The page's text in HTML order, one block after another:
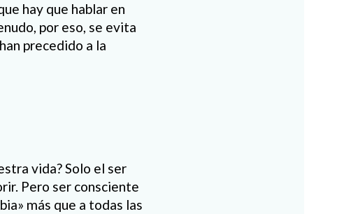
hay que hablar en
por eso, se evita
precedido a la
vida? Solo el ser
Pero ser consciente
más que a todas las